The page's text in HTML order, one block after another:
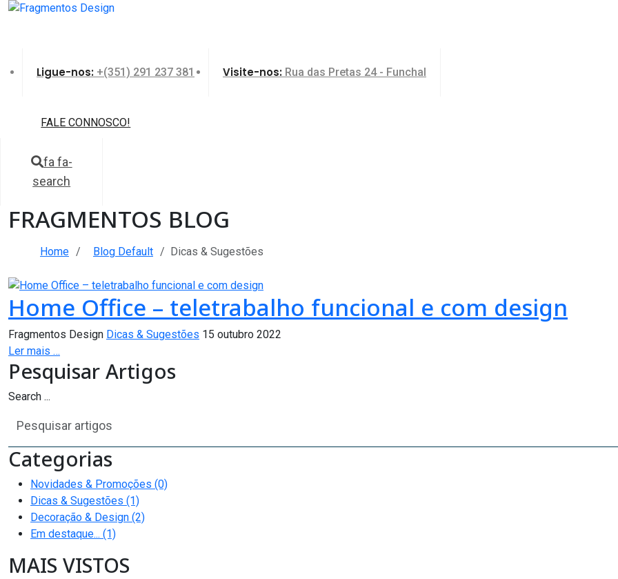
Ligue-nos: +(351) 291 237 381 Visite-nos: Rua das Pretas 24 - Funchal
FALE CONNOSCO!
fa fa-
search
FRAGMENTOS BLOG
Home Blog Default Dicas & Sugestões
Home Office – teletrabalho funcional e com design
Fragmentos Design Dicas & Sugestões 15 outubro 2022
Ler mais …
Pesquisar Artigos
Search ...
Categorias
Novidades & Promoções (0)
Dicas & Sugestões (1)
Decoração & Design (2)
Em destaque... (1)
MAIS VISTOS